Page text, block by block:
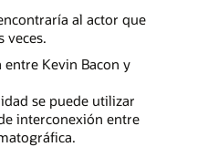
al actor que
veces.
entre Kevin Bacon y
se puede utilizar
interconexión entre